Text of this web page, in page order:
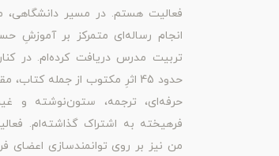
فعالیت هستم. در مسیر دانشگاهی،
انجام رساله‌ای متمرکز بر آموزشِ
تربیت مدرس دریافت کرده‌ام. در
حدود 45 اثرِ مکتوب از جمله
حرفه‌ای، ترجمه، ستون‌نوشته و
فرهیخته به اشتراک گذاشته‌ام.
من نیز بر روی توانمندسازی اعضای